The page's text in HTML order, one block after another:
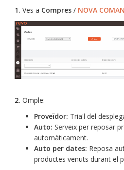
1. Ves a Compres / NOVA
2. Omple:
Proveïdor: Tria'l del
Auto: Serveix per reposar
automàticament.
Auto per dates: Reposa
productes venuts durant el